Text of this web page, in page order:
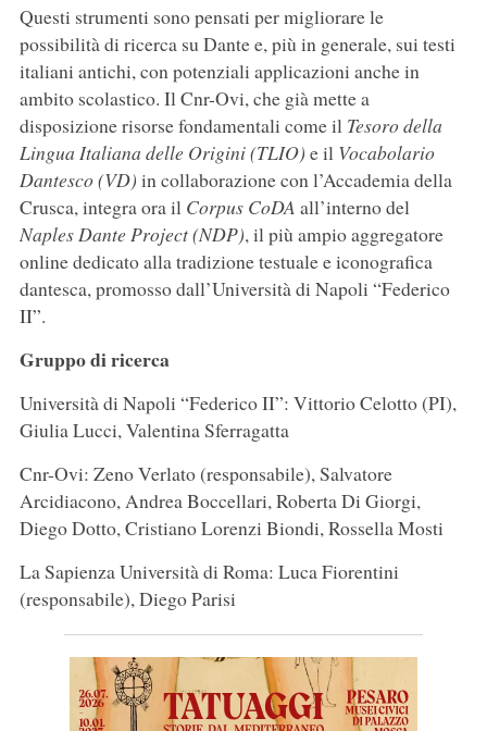
Questi strumenti sono pensati per migliorare le
possibilità di ricerca su Dante e, più in generale, sui testi
italiani antichi, con potenziali applicazioni anche in
ambito scolastico. Il Cnr-Ovi, che già mette a
disposizione risorse fondamentali come il Tesoro della
Lingua Italiana delle Origini (TLIO) e il Vocabolario
Dantesco (VD) in collaborazione con l’Accademia della
Crusca, integra ora ilCorpus CoDA all’interno del
Naples Dante Project (NDP), il più ampio aggregatore
online dedicato alla tradizione testuale e iconografica
dantesca, promosso dall’Università di Napoli “Federico
II”.
Gruppo di ricerca
Università di Napoli “Federico II”: Vittorio Celotto (PI),
Giulia Lucci, Valentina Sferragatta
Cnr-Ovi: Zeno Verlato (responsabile), Salvatore
Arcidiacono, Andrea Boccellari, Roberta Di Giorgi,
Diego Dotto, Cristiano Lorenzi Biondi, Rossella Mosti
La Sapienza Università di Roma: Luca Fiorentini
(responsabile), Diego Parisi